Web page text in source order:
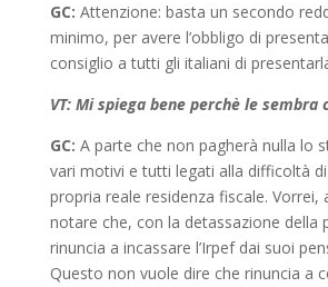
GC: Attenzione: basta un secondo
minimo, per avere l’obbligo di
consiglio a tutti gli italiani di
VT: Mi spiega bene perchè le sembra
GC: A parte che non pagherà nulla lo
vari motivi e tutti legati alla difficoltà
propria reale residenza fiscale. Vorrei,
notare che, con la detassazione della
rinuncia a incassare l’Irpef dai suoi
Questo non vuole dire che rinuncia a